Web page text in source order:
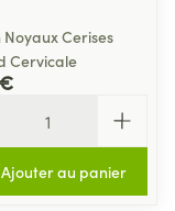
Noyaux Cerises
Cervicale
Ajouter au panier